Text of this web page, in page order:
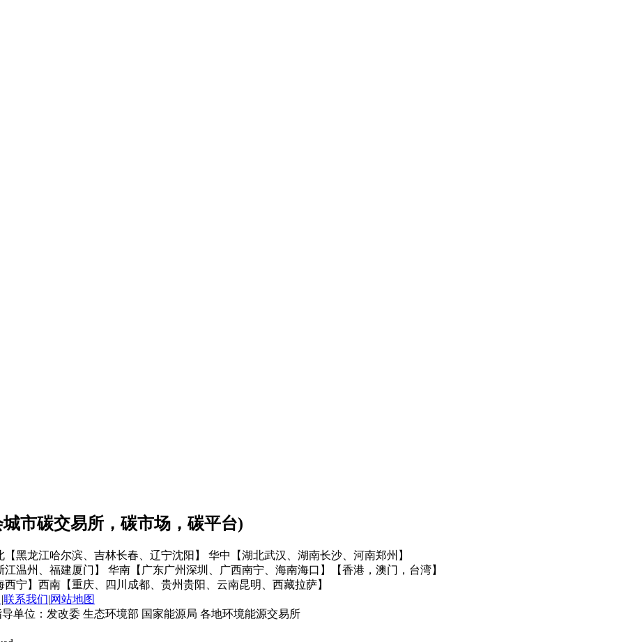
市碳交易所，碳市场，碳平台)
【黑龙江哈尔滨、吉林长春、辽宁沈阳】
华中【湖北武汉、湖南长沙、河南郑州】
温州、福建厦门】
华南【广东广州深圳、广西南宁、海南海口】
【香港，澳门，台湾】
宁】 西南【重庆、四川成都、贵州贵阳、云南昆明、西藏拉萨】
|联系我们|网站地图
单位：发改委 生态环境部 国家能源局 各地环境能源交易所